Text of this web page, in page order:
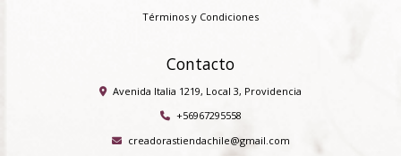
Términos y Condiciones
Contacto
Avenida Italia 1219, Local 3, Providencia
+56967295558
creadorastiendachile@gmail.com